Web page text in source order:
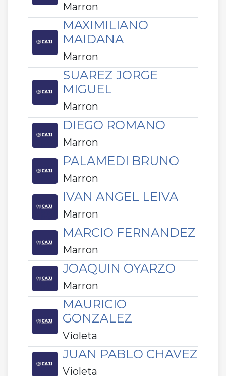
Marron
MAXIMILIANO
MAIDANA
Marron
SUAREZ JORGE
MIGUEL
Marron
DIEGO ROMANO
Marron
PALAMEDI BRUNO
Marron
IVAN ANGEL LEIVA
Marron
MARCIO FERNANDEZ
Marron
JOAQUIN OYARZO
Marron
MAURICIO
GONZALEZ
Violeta
JUAN PABLO CHAVEZ
Violeta